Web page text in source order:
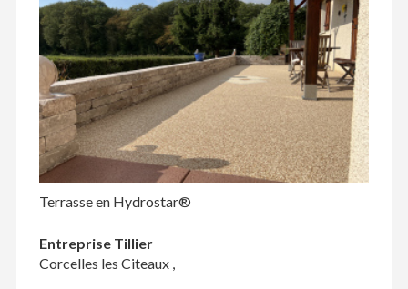
Terrasse en Hydrostar®
Entreprise Tillier
Corcelles les Citeaux ,